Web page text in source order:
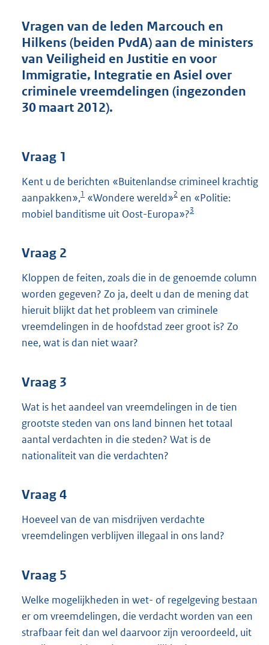
d
s
g
r
o
K
b
Vragen van de leden Marcouch en
Hilkens (beiden PvdA) aan de ministers
van Veiligheid en Justitie en voor
Immigratie, Integratie en Asiel over
criminele vreemdelingen (ingezonden
30 maart 2012).
Vraag 1
Kent u de berichten «Buitenlandse crimineel krachtig
aanpakken»,1 «Wondere wereld»2 en «Politie:
mobiel banditisme uit Oost-Europa»?3
Vraag 2
Kloppen de feiten, zoals die in de genoemde column
worden gegeven? Zo ja, deelt u dan de mening dat
hieruit blijkt dat het probleem van criminele
vreemdelingen in de hoofdstad zeer groot is? Zo
nee, wat is dan niet waar?
Vraag 3
Wat is het aandeel van vreemdelingen in de tien
grootste steden van ons land binnen het totaal
aantal verdachten in die steden? Wat is de
nationaliteit van die verdachten?
Vraag 4
Hoeveel van de van misdrijven verdachte
vreemdelingen verblijven illegaal in ons land?
Vraag 5
Welke mogelijkheden in wet- of regelgeving bestaan
er om vreemdelingen, die verdacht worden van een
strafbaar feit dan wel daarvoor zijn veroordeeld, uit